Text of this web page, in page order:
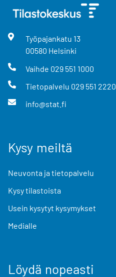
Työpajankatu 13
00580 Helsinki
Vaihde 029 551 1000
Tietopalvelu 029 551 2220
info@stat.fi
Kysy meiltä
Neuvonta ja tietopalvelu
Kysy tilastoista
Usein kysytyt kysymykset
Medialle
Löydä nopeasti